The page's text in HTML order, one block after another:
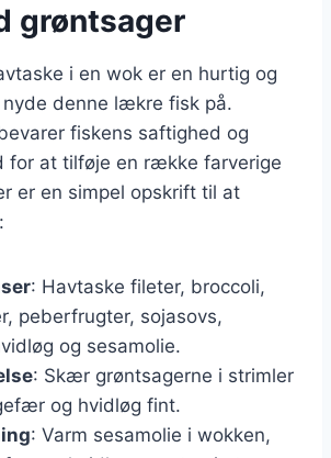
grøntsager
i en wok er en hurtig og
denne lækre fisk på.
fiskens saftighed og
for at tilføje en række farverige
er en simpel opskrift til at
: Havtaske fileter, broccoli,
peberfrugter, sojasovs,
og sesamolie.
: Skær grøntsagerne i strimler
og hvidløg fint.
: Varm sesamolie i wokken,